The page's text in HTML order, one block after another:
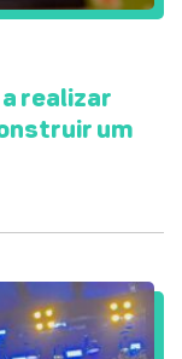
realizar
um